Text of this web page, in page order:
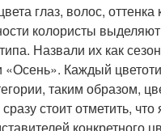
глаз, волос, оттенка
колористы
Назвали их как
Каждый
таким образом,
стоит отметить, что